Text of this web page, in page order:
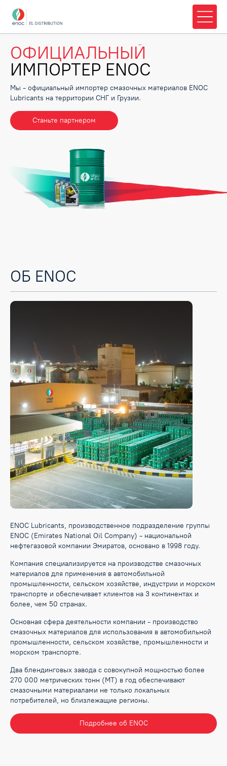
ОФИЦИАЛЬНЫЙ
ИМПОРТЕР ENOC
Мы - официальный импортер смазочных материалов ENOC
Lubricants на территории СНГ и Грузии.
Станьте партнером
ОБ ENOC
ENOC Lubricants, производственное подразделение группы
ENOC (Emirates National Oil Company) - национальной
нефтегазовой компании Эмиратов, основано в 1998 году.
Компания специализируется на производстве смазочных
материалов для применения в автомобильной
промышленности, сельском хозяйстве, индустрии и морском
транспорте и обеспечивает клиентов на 3 континентах и
более, чем 50 странах.
Основная сфера деятельности компании - производство
смазочных материалов для использования в автомобильной
промышленности, сельском хозяйстве, промышленности и
морском транспорте.
Два блендинговых завода с совокупной мощностью более
270 000 метрических тонн (MT) в год обеспечивают
смазочными материалами не только локальных
потребителей, но близлежащие регионы.
Подробнее об ENOC